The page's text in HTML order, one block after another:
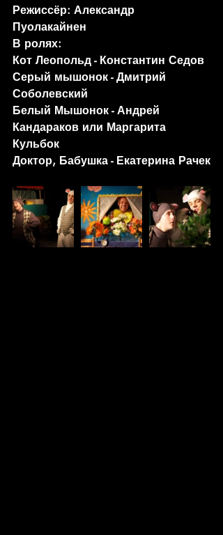
Режиссёр: Александр
Пуолакайнен
В ролях:
Кот Леопольд - Константин Седов
Серый мышонок - Дмитрий
Соболевский
Белый Мышонок - Андрей
Кандараков или Маргарита
Кульбок
Доктор, Бабушка - Екатерина Рачек